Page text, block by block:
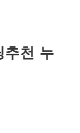
추천 누